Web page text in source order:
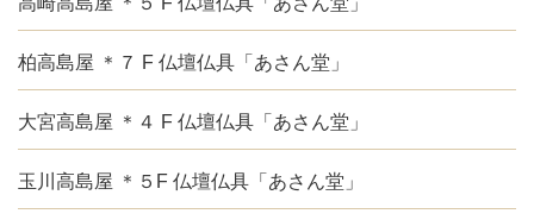
柏高島屋 ＊７ F 仏壇仏具「あさん堂」
大宮高島屋 ＊４ F 仏壇仏具「あさん堂」
玉川高島屋 ＊５F 仏壇仏具「あさん堂」